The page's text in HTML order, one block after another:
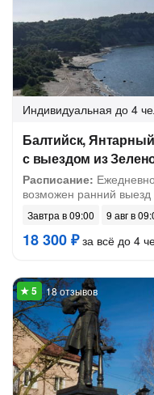
Индивидуальная до 4
Балтийск,
с выездом из
Расписание:
возможен ранний
Завтра в 09:00 9 авг в
18 300 ₽за всё до 4
18 отзывов